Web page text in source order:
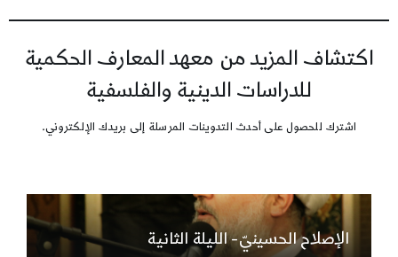
اكتشاف المزيد من معهد المعارف الحكمية
للدراسات الدينية والفلسفية
اشترك للحصول على أحدث التدوينات المرسلة إلى بريدك الإلكتروني.
الإصلاح الحسينيّ- الليلة الثانية